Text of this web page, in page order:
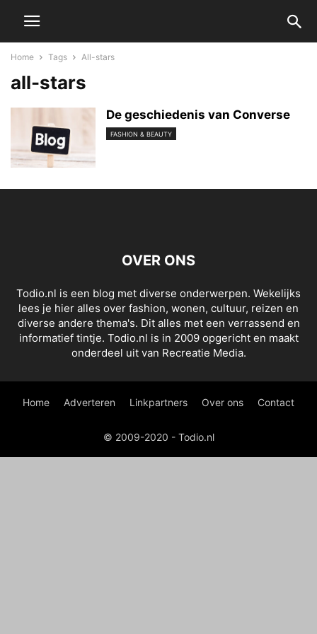
Home Tags All-stars
all-stars
De geschiedenis van Converse
FASHION & BEAUTY
OVER ONS
Todio.nl is een blog met diverse onderwerpen. Wekelijks
lees je hier alles over fashion, wonen, cultuur, reizen en
diverse andere thema's. Dit alles met een verrassend en
informatief tintje. Todio.nl is in 2009 opgericht en maakt
onderdeel uit van Recreatie Media.
Home Adverteren Linkpartners Over ons Contact
© 2009-2020 - Todio.nl